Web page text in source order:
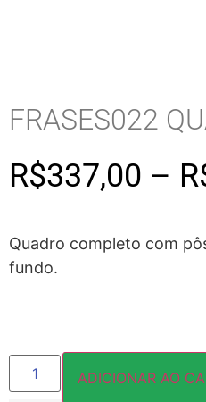
FRASES022
R$337,00 –
Quadro completo com
fundo.
ADICIONAR AO